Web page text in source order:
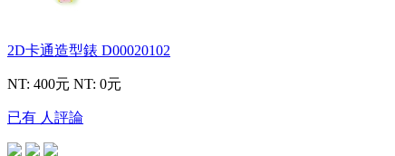
2D卡通造型錶 D00020102
NT: 400元 NT: 0元
已有 人評論